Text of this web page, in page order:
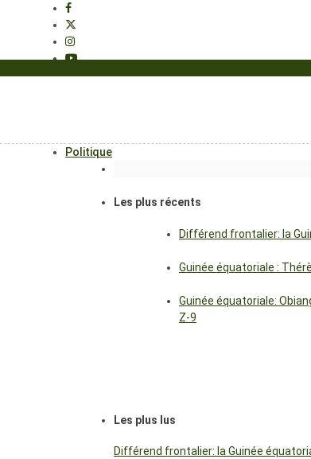
Politique
Les plus récents
Différend frontalier: la
Guinée équatoriale :
Guinée équatoriale:
Z-9
Les plus lus
Différend frontalier: la Guinée